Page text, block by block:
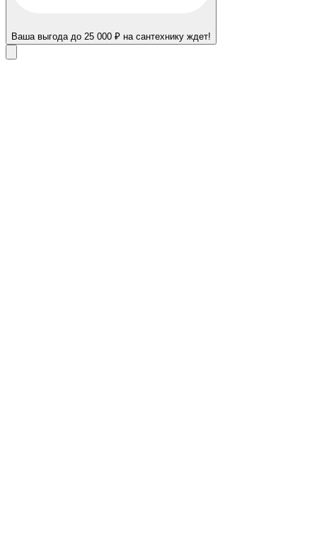
Ваша выгода до 25 000 ₽ на сантехнику ждет!